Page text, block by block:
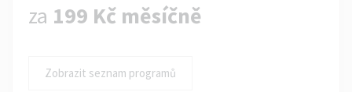
za 199 Kč měsíčně
Zobrazit seznam programů